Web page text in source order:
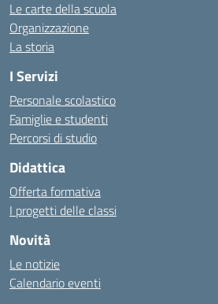
Le carte della scuola
Organizzazione
La storia
I Servizi
Personale scolastico
Famiglie e studenti
Percorsi di studio
Didattica
Offerta formativa
I progetti delle classi
Novità
Le notizie
Calendario eventi